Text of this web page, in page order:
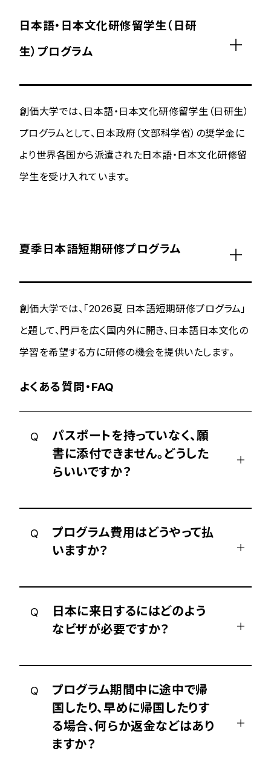
日本語・日本文化研修留学生（日研
生）プログラム
創価大学では、日本語・日本文化研修留学生（日研生）
プログラムとして、日本政府（文部科学省）の奨学金に
より世界各国から派遣された日本語・日本文化研修留
学生を受け入れています。
夏季日本語短期研修プログラム
創価大学では、「2026夏 日本語短期研修プログラム」
と題して、門戸を広く国内外に開き、日本語日本文化の
学習を希望する方に研修の機会を提供いたします。
よくある質問・FAQ
Q
パスポートを持っていなく、願
書に添付できません。どうした
らいいですか？
Q
プログラム費用はどうやって払
いますか？
Q
日本に来日するにはどのよう
なビザが必要ですか？
Q
プログラム期間中に途中で帰
国したり、早めに帰国したりす
る場合、何らか返金などはあり
ますか？